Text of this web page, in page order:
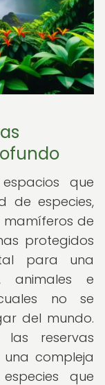
que
de especies,
mamíferos de
protegidos
para una
animales e
no se
del mundo.
reservas
compleja
que